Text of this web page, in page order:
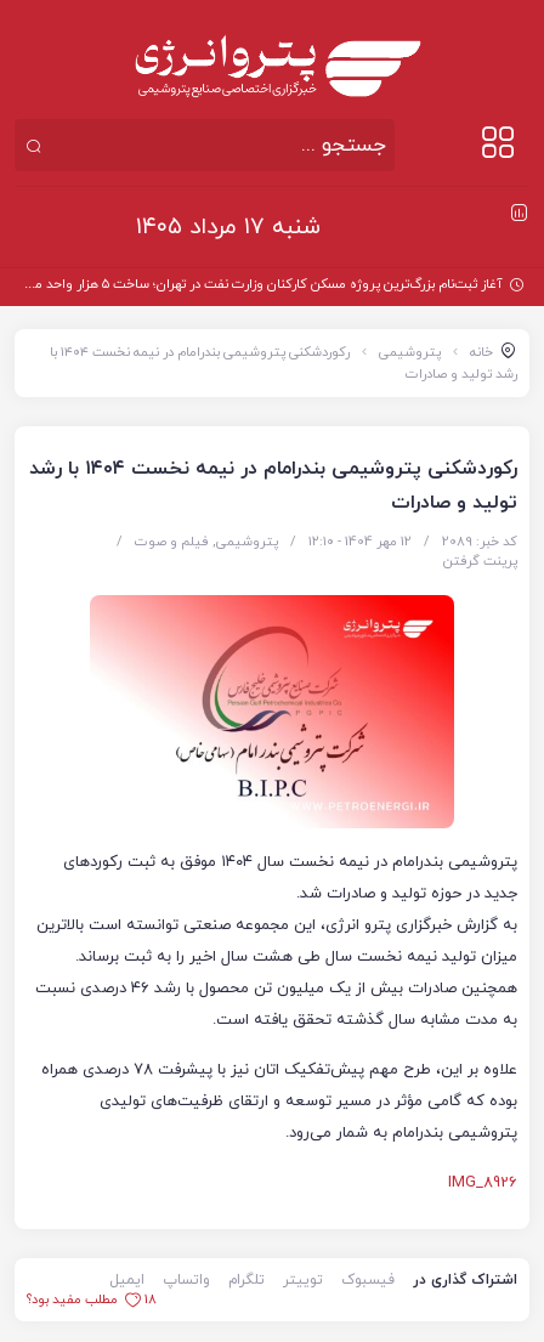
شنبه ۱۷ مرداد ۱۴۰۵
آغاز ثبت‌نام بزرگ‌ترین پروژه مسکن کارکنان وزارت نفت در تهران؛ ساخت ۵ هزار واحد مسکونی
خانه پتروشیمی
رکوردشکنی پتروشیمی بندرامام در نیمه نخست ۱۴۰۴ با
رشد تولید و صادرات
رکوردشکنی پتروشیمی بندرامام در نیمه نخست ۱۴۰۴ با رشد
تولید و صادرات
کد خبر: 2089 / 12 مهر 1404 - ۱۲:۱۰ / پتروشیمی, فیلم و صوت
/
پرینت گرفتن
پتروشیمی بندرامام در نیمه نخست سال ۱۴۰۴ موفق به ثبت رکوردهای
جدید در حوزه تولید و صادرات شد.
به گزارش خبرگزاری پترو انرژی، این مجموعه صنعتی توانسته است بالاترین
میزان تولید نیمه نخست سال طی هشت سال اخیر را به ثبت برساند.
همچنین صادرات بیش از یک‌ میلیون تن محصول با رشد ۴۶ درصدی نسبت
به مدت مشابه سال گذشته تحقق یافته است.
علاوه بر این، طرح مهم پیش‌تفکیک اتان نیز با پیشرفت ۷۸ درصدی همراه
بوده که گامی مؤثر در مسیر توسعه و ارتقای ظرفیت‌های تولیدی
پتروشیمی بندرامام به شمار می‌رود.
IMG_8926
اشتراک گذاری در فیسبوک توییتر تلگرام واتساپ
ایمیل
18
مطلب مفید بود؟